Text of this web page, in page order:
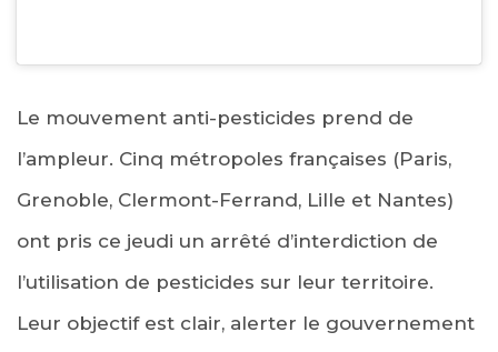
Le mouvement anti-pesticides prend de
l’ampleur. Cinq métropoles françaises (Paris,
Grenoble, Clermont-Ferrand, Lille et Nantes)
ont pris ce jeudi un arrêté d’interdiction de
l’utilisation de pesticides sur leur territoire.
Leur objectif est clair, alerter le gouvernement